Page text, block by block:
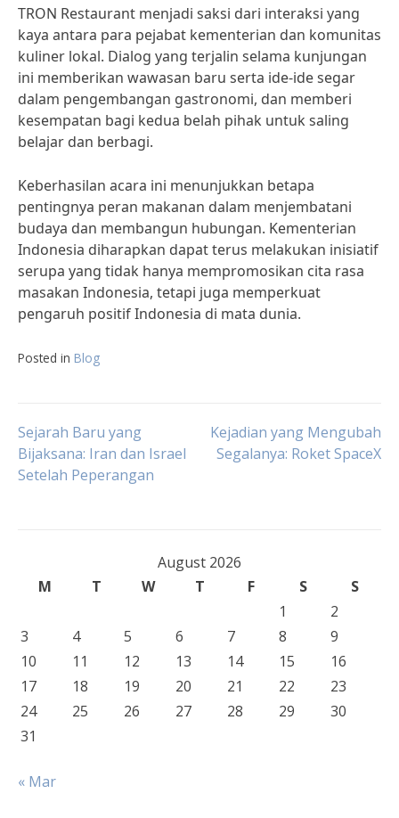
TRON Restaurant menjadi saksi dari interaksi yang
kaya antara para pejabat kementerian dan komunitas
kuliner lokal. Dialog yang terjalin selama kunjungan
ini memberikan wawasan baru serta ide-ide segar
dalam pengembangan gastronomi, dan memberi
kesempatan bagi kedua belah pihak untuk saling
belajar dan berbagi.
Keberhasilan acara ini menunjukkan betapa
pentingnya peran makanan dalam menjembatani
budaya dan membangun hubungan. Kementerian
Indonesia diharapkan dapat terus melakukan inisiatif
serupa yang tidak hanya mempromosikan cita rasa
masakan Indonesia, tetapi juga memperkuat
pengaruh positif Indonesia di mata dunia.
Posted in Blog
Post
navigation
Sejarah Baru yang
Bijaksana: Iran dan Israel
Setelah Peperangan
Kejadian yang Mengubah
Segalanya: Roket SpaceX
August 2026
M
T W T F S
S
1
2
3
4 5 6 7 8
9
10
11 12 13 14 15
16
17
18 19 20 21 22
23
24
25 26 27 28 29
30
31
« Mar